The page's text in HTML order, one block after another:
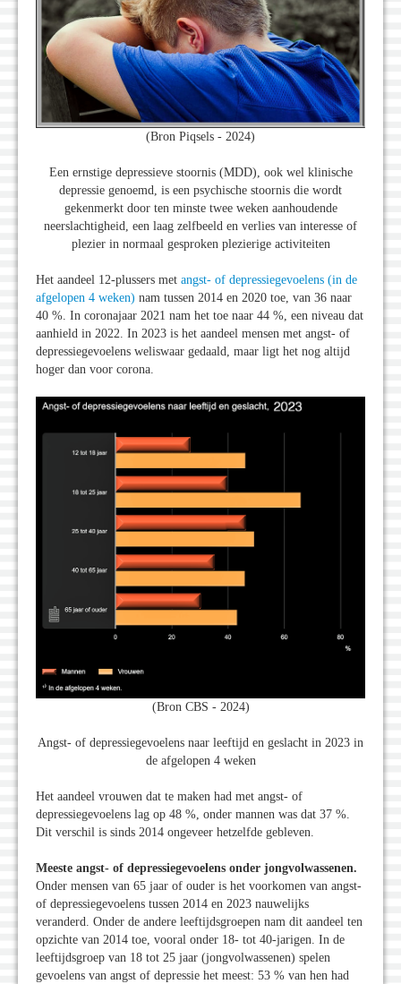
(Bron Piqsels - 2024)
Een ernstige depressieve stoornis (MDD), ook wel klinische
depressie genoemd, is een psychische stoornis die wordt
gekenmerkt door ten minste twee weken aanhoudende
neerslachtigheid, een laag zelfbeeld en verlies van interesse of
plezier in normaal gesproken plezierige activiteiten
Het aandeel 12-plussers met angst- of depressiegevoelens (in de
afgelopen 4 weken) nam tussen 2014 en 2020 toe, van 36 naar
40 %. In coronajaar 2021 nam het toe naar 44 %, een niveau dat
aanhield in 2022. In 2023 is het aandeel mensen met angst- of
depressiegevoelens weliswaar gedaald, maar ligt het nog altijd
hoger dan voor corona.
(Bron CBS - 2024)
Angst- of depressiegevoelens naar leeftijd en geslacht in 2023 in
de afgelopen 4 weken
Het aandeel vrouwen dat te maken had met angst- of
depressiegevoelens lag op 48 %, onder mannen was dat 37 %.
Dit verschil is sinds 2014 ongeveer hetzelfde gebleven.
Meeste angst- of depressiegevoelens onder jongvolwassenen.
Onder mensen van 65 jaar of ouder is het voorkomen van angst-
of depressiegevoelens tussen 2014 en 2023 nauwelijks
veranderd. Onder de andere leeftijdsgroepen nam dit aandeel ten
opzichte van 2014 toe, vooral onder 18- tot 40-jarigen. In de
leeftijdsgroep van 18 tot 25 jaar (jongvolwassenen) spelen
gevoelens van angst of depressie het meest: 53 % van hen had